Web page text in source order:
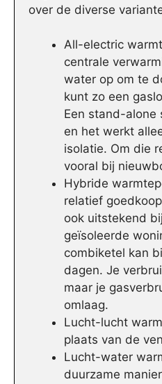
over de diverse
All-electric
centrale
water op om te
kunt zo een
Een stand-alone
en het werkt
isolatie. Om die
vooral bij
Hybride
relatief
ook uitstekend
geïsoleerde
combiketel kan
dagen. Je
maar je
omlaag.
Lucht-lucht
plaats van de
Lucht-water
duurzame